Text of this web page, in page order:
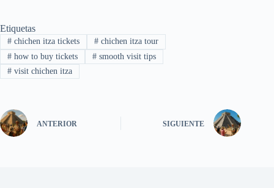
Etiquetas
#chichen itza tickets #chichen itza tour
#how to buy tickets #smooth visit tips
#visit chichen itza
ANTERIOR SIGUIENTE